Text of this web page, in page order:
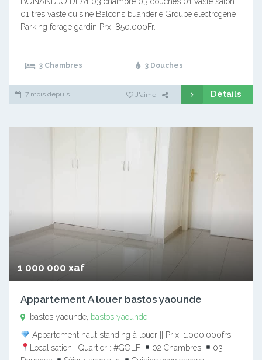
01 très vaste cuisine Balcons buanderie Groupe électrogène
Parking forage gardin Prx: 850.000Fr…
3 Chambres 3 Douches
7 mois depuis J'aime Détails
1 000 000 xaf
Appartement A louer bastos yaounde
bastos yaounde, bastos yaounde
Appartement haut standing à louer || Prix: 1.000.000frs
Localisation | Quartier : #GOLF
02 Chambres
03